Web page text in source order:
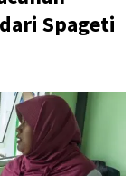
Spageti